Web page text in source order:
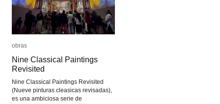
obras
Nine Classical Paintings
Revisited
Nine Classical Paintings Revisited
(Nueve pinturas cleasicas revisadas),
es una ambiciosa serie de
obras
Nine Classical Paintings
Revisited